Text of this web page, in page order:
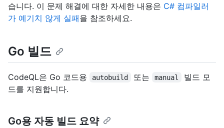
습니다. 이 문제 해결에 대한 자세한 내용은 C# 컴파일러
가 예기치 않게 실패을 참조하세요.
Go 빌드
CodeQL은 Go 코드용 autobuild 또는 manual
빌드 모
드를 지원합니다.
Go용 자동 빌드 요약